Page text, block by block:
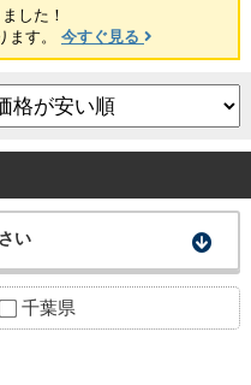
した！
ます。 今すぐ見る
い
千葉県